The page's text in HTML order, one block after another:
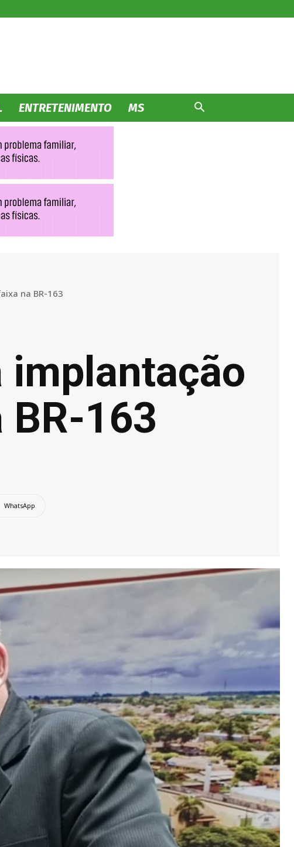
ENTRETENIMENTO MS
na BR-163
implantação
BR-163
WhatsApp